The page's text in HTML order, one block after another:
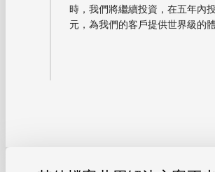
時，我們將繼續投資，在五年內
元，為我們的客戶提供世界級的體